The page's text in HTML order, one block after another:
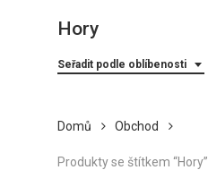
Hory
Seřadit podle oblíbenosti
Domů Obchod
Produkty se štítkem “Hory”